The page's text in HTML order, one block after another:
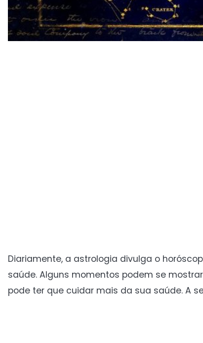
Diariamente, a astrologia divulga o
saúde. Alguns momentos podem se
pode ter que cuidar mais da sua saúde. A